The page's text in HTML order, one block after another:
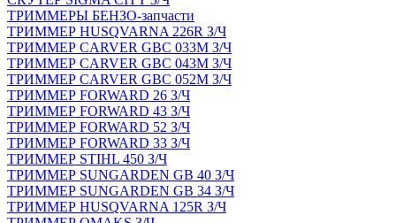
ТРИММЕРЫ БЕНЗО-запчасти
ТРИММЕР HUSQVARNA 226R З/Ч
ТРИММЕР CARVER GBC 033M З/Ч
ТРИММЕР CARVER GBC 043M З/Ч
ТРИММЕР CARVER GBC 052M З/Ч
ТРИММЕР FORWARD 26 З/Ч
ТРИММЕР FORWARD 43 З/Ч
ТРИММЕР FORWARD 52 З/Ч
ТРИММЕР FORWARD 33 З/Ч
ТРИММЕР STIHL 450 З/Ч
ТРИММЕР SUNGARDEN GB 40 З/Ч
ТРИММЕР SUNGARDEN GB 34 З/Ч
ТРИММЕР HUSQVARNA 125R З/Ч